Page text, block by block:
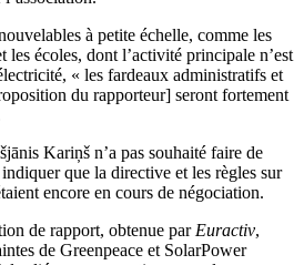
à petite échelle, comme les
les écoles, dont l’activité principale n’est
« les fardeaux administratifs et
du rapporteur] seront fortement
Kariņš n’a pas souhaité faire de
que la directive et les règles sur
encore en cours de négociation.
de rapport, obtenue par Euractiv,
de Greenpeace et SolarPower